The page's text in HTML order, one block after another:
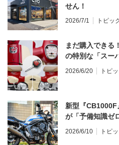
せん！
2026/7/1 トピッ
まだ購入できる
の特別な「スー
2026/6/20 トピ
新型『
が「予備知識ゼ
2026/6/10 トピ